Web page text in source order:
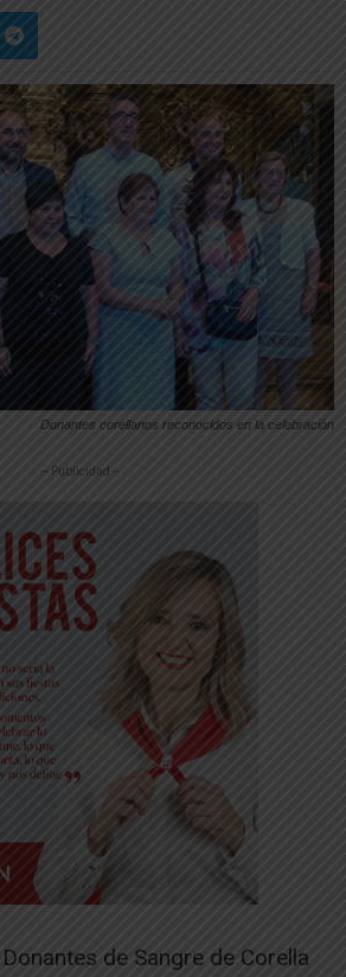
Donantes corellanos reconocidos en la celebración
-- Publicidad --
de Sangre de Corella